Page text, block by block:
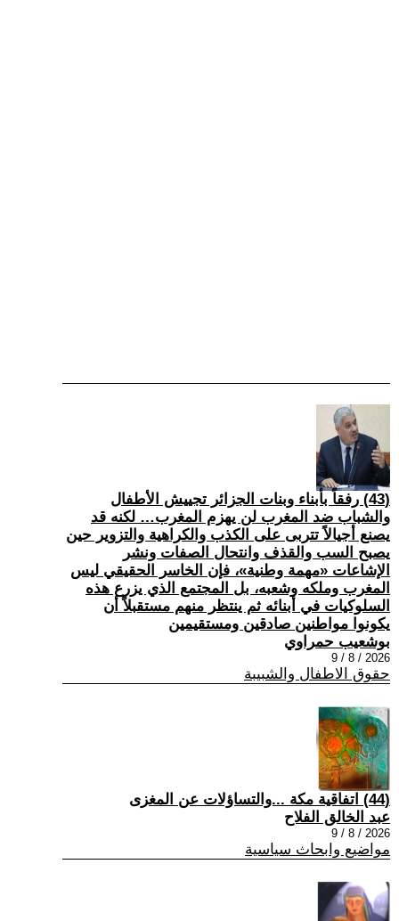
(43) رفقاً بأبناء وبنات الجزائر تجييش الأطفال
والشباب ضد المغرب لن يهزم المغرب… لكنه قد
يصنع أجيالاً تتربى على الكذب والكراهية والتزوير حين
يصبح السب والقذف وانتحال الصفات ونشر
الإشاعات «مهمة وطنية»، فإن الخاسر الحقيقي ليس
المغرب وملكه وشعبه، بل المجتمع الذي يزرع هذه
السلوكيات في أبنائه ثم ينتظر منهم مستقبلاً أن
يكونوا مواطنين صادقين ومستقيمين
بوشعيب حمراوي
2026 / 8 / 9
حقوق الاطفال والشبيبة
(44) اتفاقية مكة ...والتساؤلات عن المغزى
عبد الخالق الفلاح
2026 / 8 / 9
مواضيع وابحاث سياسية